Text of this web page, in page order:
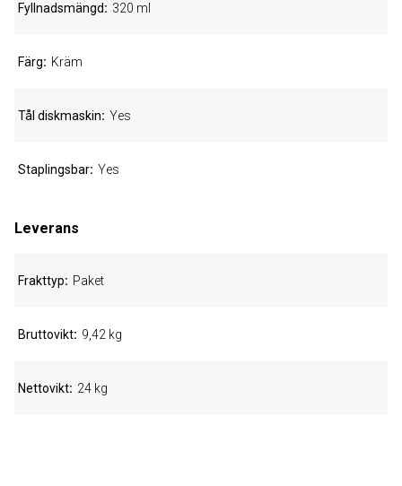
Fyllnadsmängd 320 ml
Färg Kräm
Tål diskmaskin Yes
Staplingsbar Yes
Leverans
Frakttyp Paket
Bruttovikt 9,42 kg
Nettovikt 24 kg